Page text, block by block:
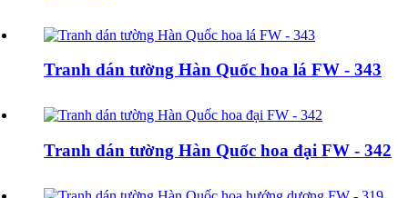
Tranh dán tường Hàn Quốc hoa lá FW - 343
Tranh dán tường Hàn Quốc hoa đại FW - 342